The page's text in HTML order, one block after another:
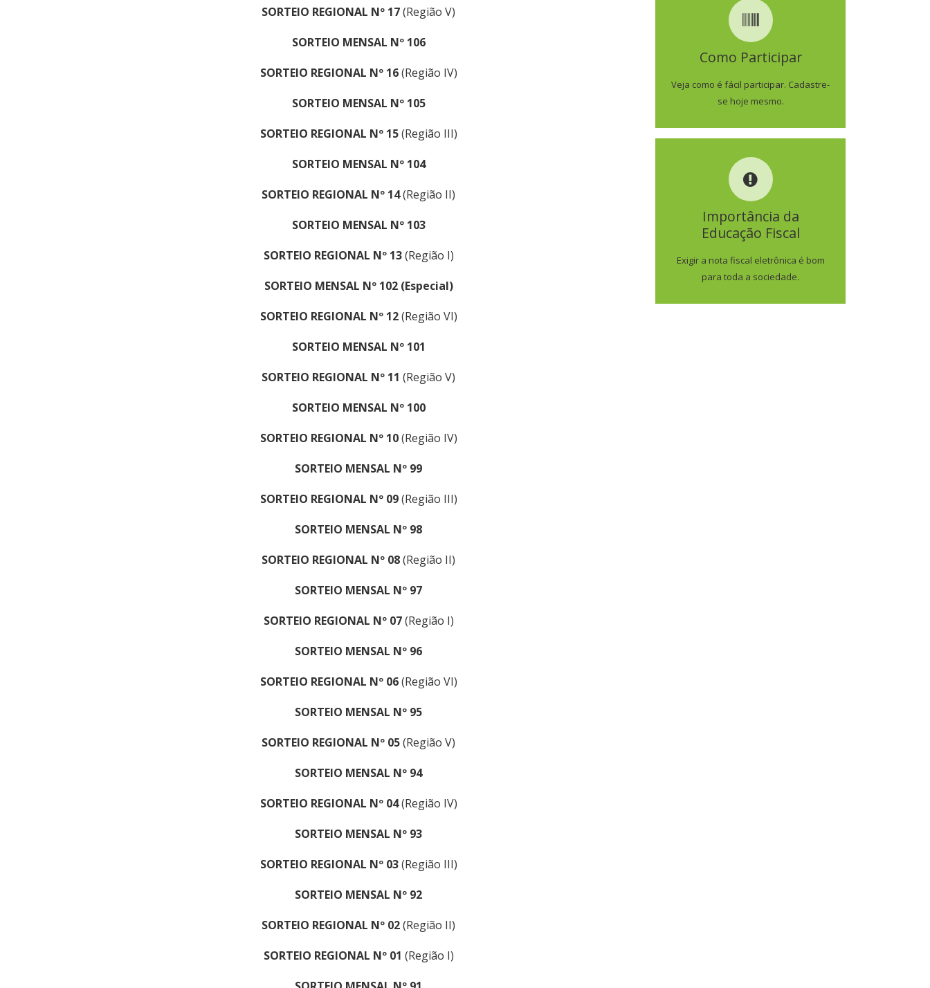
SORTEIO REGIONAL Nº 17(Região V)
SORTEIO MENSAL Nº 106
SORTEIO REGIONAL Nº 16 (Região IV)
SORTEIO MENSAL Nº 105
SORTEIO REGIONAL Nº 15 (Região III)
SORTEIO MENSAL Nº 104
SORTEIO REGIONAL Nº 14(Região II)
SORTEIO MENSAL Nº 103
SORTEIO REGIONAL Nº 13 (Região I)
SORTEIO MENSAL Nº 102 (Especial)
SORTEIO REGIONAL Nº 12 (Região VI)
SORTEIO MENSAL Nº 101
SORTEIO REGIONAL Nº 11 (Região V)
SORTEIO MENSAL Nº 100
SORTEIO REGIONAL Nº 10 (Região IV)
SORTEIO MENSAL Nº 99
SORTEIO REGIONAL Nº 09 (Região III)
SORTEIO MENSAL Nº 98
SORTEIO REGIONAL Nº 08(Região II)
SORTEIO MENSAL Nº 97
SORTEIO REGIONAL Nº 07 (Região I)
SORTEIO MENSAL Nº 96
SORTEIO REGIONAL Nº 06 (Região VI)
SORTEIO MENSAL Nº 95
SORTEIO REGIONAL Nº 05(Região V)
SORTEIO MENSAL Nº 94
SORTEIO REGIONAL Nº 04 (Região IV)
SORTEIO MENSAL Nº 93
SORTEIO REGIONAL Nº 03 (Região III)
SORTEIO MENSAL Nº 92
SORTEIO REGIONAL Nº 02(Região II)
SORTEIO REGIONAL Nº 01 (Região I)
Como Participar
Veja como é fácil participar. Cadastre-
se hoje mesmo.
COMO PARTICIPAR
Importância da
Educação Fiscal
Exigir a nota fiscal eletrônica é bom
para toda a sociedade.
IMPORTÂNCIA DA
SAIBA MAIS